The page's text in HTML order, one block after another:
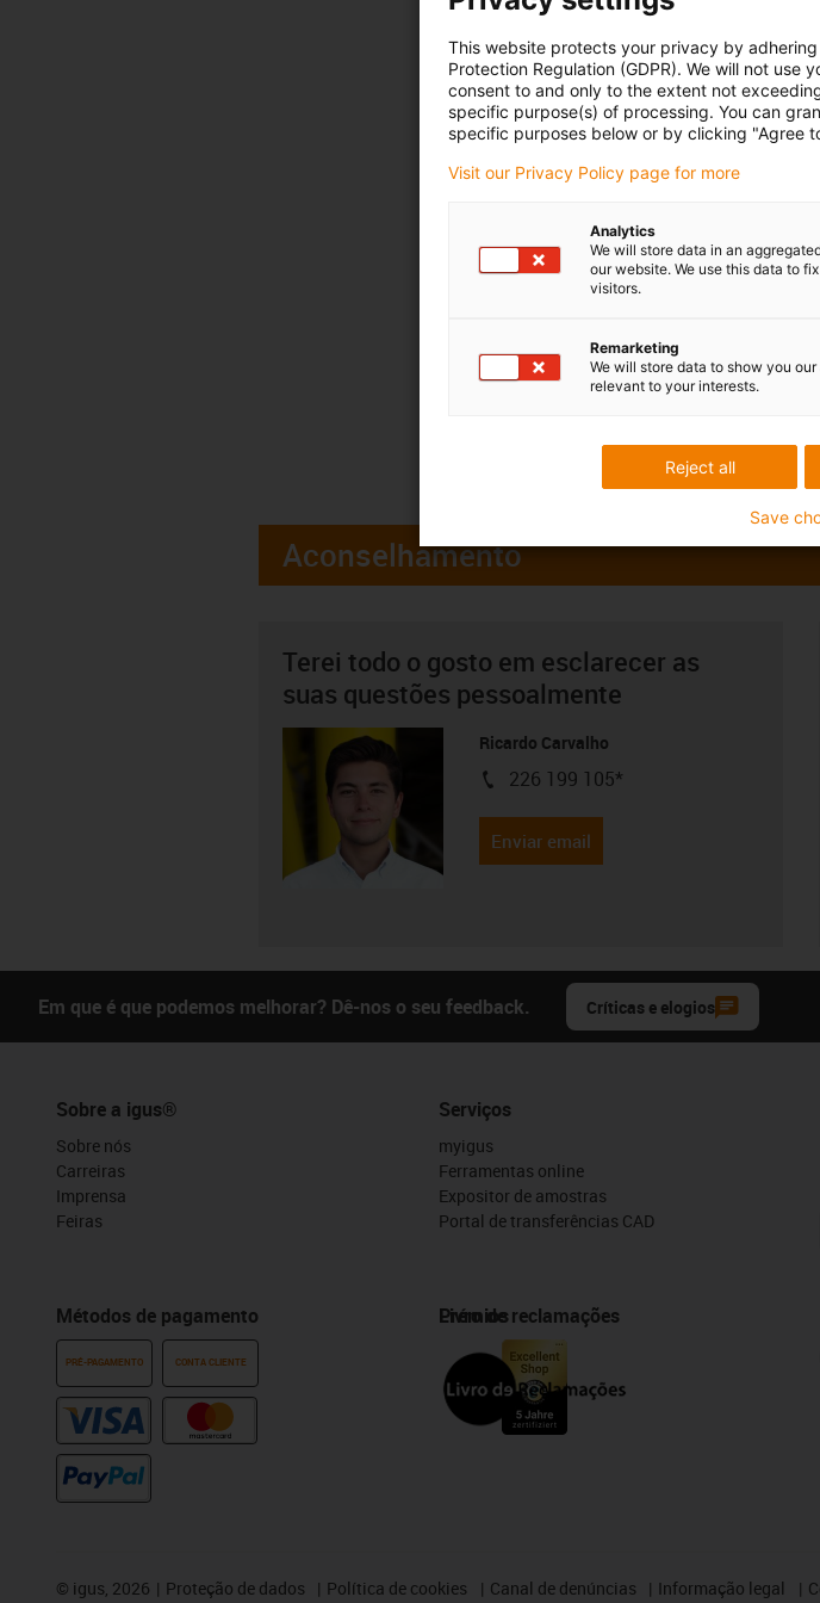
Aconselhamento
Terei todo o gosto em esclarecer as
suas questões pessoalmente
Ricardo Carvalho
igus-icon-phone
226 199 105*
Enviar email
Em que é que podemos melhorar? Dê-nos o seu feedback. Críticas e elogios
Sobre a igus®
Sobre nós
Carreiras
Imprensa
Feiras
Métodos de pagamento
PRÉ-PAGAMENTO CONTA CLIENTE
Serviços
myigus
Ferramentas online
Expositor de amostras
Portal de transferências CAD
Prémios
Livro de reclamações
© igus, 2026 Proteção de dados Política de cookies Canal de denúncias Informação legal
This website protects your privacy by adhering
Protection Regulation (GDPR). We will not
consent to and only to the extent not
specific purpose(s) of processing. You can
specific purposes below or by clicking "Agree
Visit our Privacy Policy page for more
Analytics
We will store data in an
our website. We use this data to
visitors.
Remarketing
We will store data to show you
relevant to your interests.
Reject all
Save